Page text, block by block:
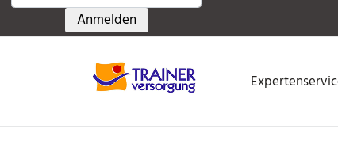
Type 2 or more characters for results.
Anmelden